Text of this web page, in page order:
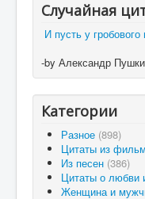
Случайная
И пусть у
-by Александр
Категории
Разное (898)
Цитаты из
Из песен (386)
Цитаты о любви
Женщина и